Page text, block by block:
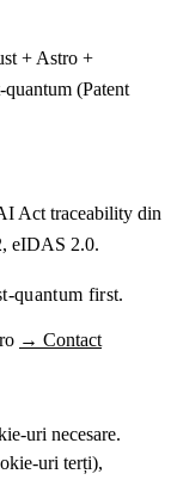
+ Astro +
(Patent
Act traceability din
eIDAS 2.0.
quantum first.
→ Contact
uri necesare.
uri terți),